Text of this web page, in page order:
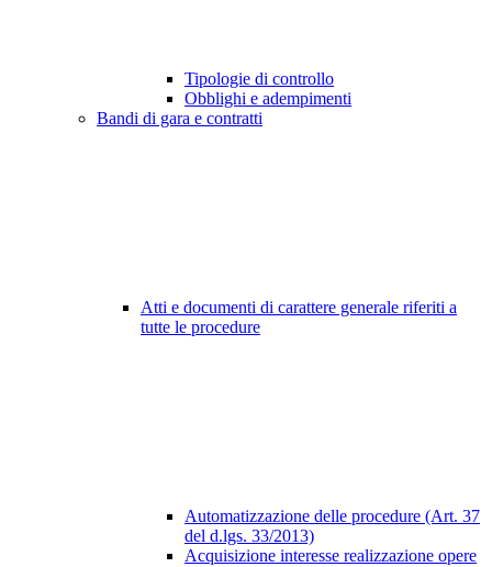
Tipologie di controllo
Obblighi e adempimenti
Bandi di gara e contratti
Atti e documenti di carattere generale riferiti a
tutte le procedure
Automatizzazione delle procedure (Art. 37
del d.lgs. 33/2013)
Acquisizione interesse realizzazione opere